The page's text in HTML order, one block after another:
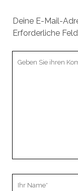
Deine E-Mail-
Erforderliche